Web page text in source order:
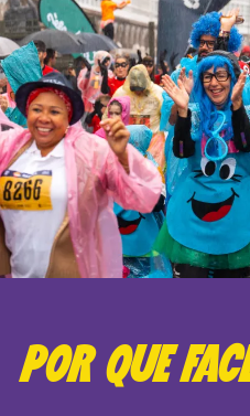
POR QUE